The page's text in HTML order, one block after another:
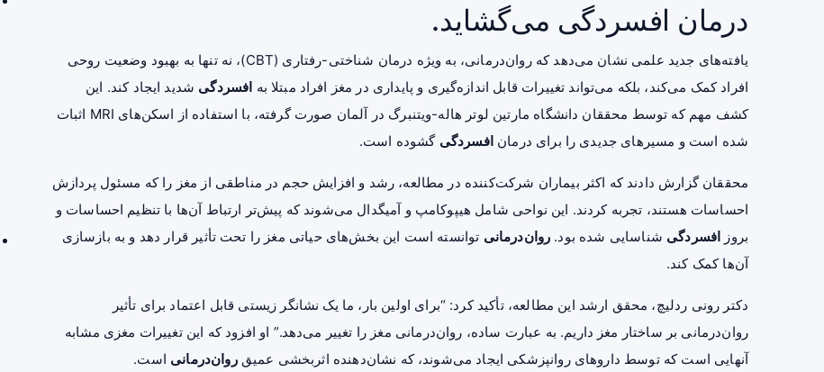
درمان افسردگی می‌گشاید.
یافته‌های جدید علمی نشان می‌دهد که روان‌درمانی، به ویژه درمان شناختی-رفتاری (CBT)، نه تنها به بهبود وضعیت روحی
افراد کمک می‌کند، بلکه می‌تواند تغییرات قابل اندازه‌گیری و پایداری در مغز افراد مبتلا به افسردگی شدید ایجاد کند. این
کشف مهم که توسط محققان دانشگاه مارتین لوتر هاله-ویتنبرگ در آلمان صورت گرفته، با استفاده از اسکن‌های MRI اثبات
شده است و مسیرهای جدیدی را برای درمانافسردگی گشوده است.
محققان گزارش دادند که اکثر بیماران شرکت‌کننده در مطالعه، رشد و افزایش حجم در مناطقی از مغز را که مسئول پردازش
احساسات هستند، تجربه کردند. این نواحی شامل هیپوکامپ و آمیگدال می‌شوند که پیش‌تر ارتباط آن‌ها با تنظیم احساسات و
بروز افسردگی شناسایی شده بود. روان‌درمانی توانسته است این بخش‌های حیاتی مغز را تحت تأثیر قرار دهد و به بازسازی
آن‌ها کمک کند.
دکتر رونی ردلیچ، محقق ارشد این مطالعه، تأکید کرد: “برای اولین بار، ما یک نشانگر زیستی قابل اعتماد برای تأثیر
روان‌درمانی بر ساختار مغز داریم. به عبارت ساده، روان‌درمانی مغز را تغییر می‌دهد.” او افزود که این تغییرات مغزی مشابه
آنهایی است که توسط داروهای روانپزشکی ایجاد می‌شوند، که نشان‌دهنده اثربخشی عمیقروان‌درمانی است.